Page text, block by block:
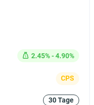
2.45% - 4.90%
CPS
30 Tage